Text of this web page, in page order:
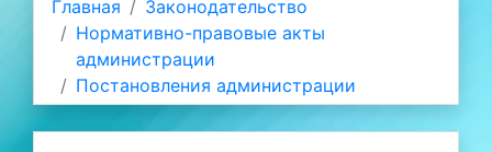
Главная
Законодательство
Нормативно-правовые акты
администрации
Постановления администрации